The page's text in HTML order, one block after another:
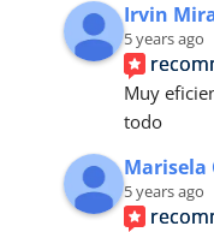
Irvin
5 years ago
Muy
todo
Marisela
5 years ago